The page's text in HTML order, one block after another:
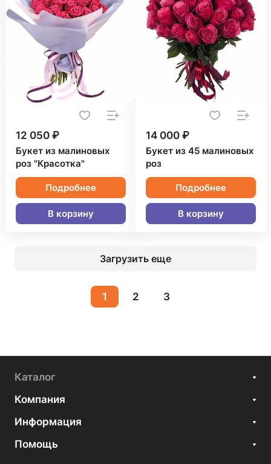
12 050 ₽
Букет из малиновых
роз "Красотка"
Подробнее
В корзину
14 000 ₽
Букет из 45 малиновых
роз
Подробнее
В корзину
Загрузить еще
1 2 3
Каталог
Компания
Информация
Помощь